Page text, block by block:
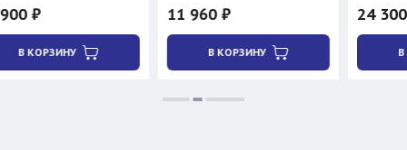
28 590 ₽